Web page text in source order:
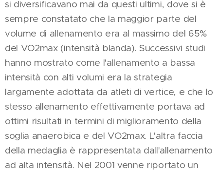
si diversificavano mai da questi ultimi, dove si è
sempre constatato che la maggior parte del
volume di allenamento era al massimo del 65%
del VO2max (intensità blanda). Successivi studi
hanno mostrato come l'allenamento a bassa
intensità con alti volumi era la strategia
largamente adottata da atleti di vertice, e che lo
stesso allenamento effettivamente portava ad
ottimi risultati in termini di miglioramento della
soglia anaerobica e del VO2max. L'altra faccia
della medaglia è rappresentata dall'allenamento
ad alta intensità. Nel 2001 venne riportato un